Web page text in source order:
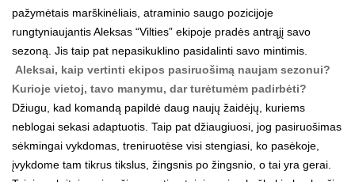
pažymėtais marškinėliais, atraminio saugo pozicijoje
rungtyniaujantis Aleksas “Vilties” ekipoje pradės antrąjį savo
sezoną. Jis taip pat nepasikuklino pasidalinti savo mintimis.
Aleksai, kaip vertinti ekipos pasiruošimą naujam sezonui?
Kurioje vietoj, tavo manymu, dar turėtumėm padirbėti?
Džiugu, kad komandą papildė daug naujų žaidėjų, kuriems
neblogai sekasi adaptuotis. Taip pat džiaugiuosi, jog pasiruošimas
sėkmingai vykdomas, treniruotėse visi stengiasi, ko pasėkoje,
įvykdome tam tikrus tikslus, žingsnis po žingsnio, o tai yra gerai.